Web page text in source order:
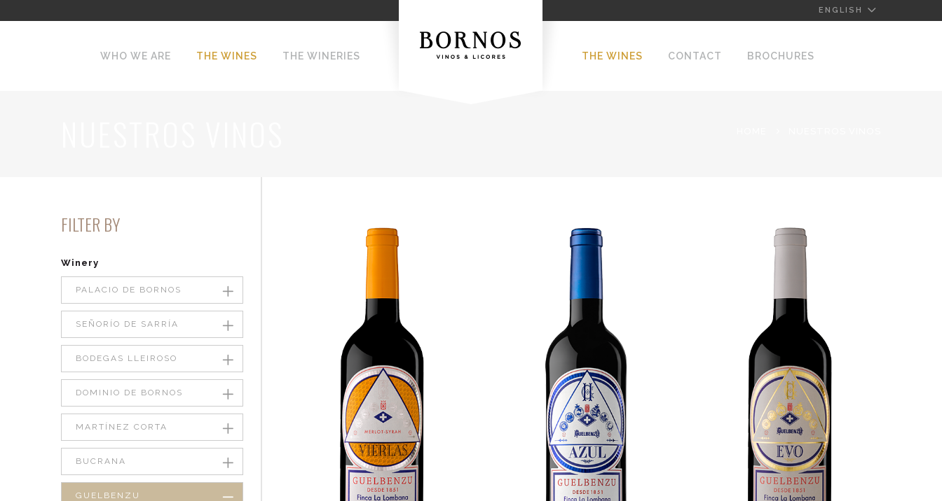
ENGLISH
WHO WE ARE THE WINES THE WINERIES THE WINES CONTACT BROCHURES
FILTER BY
Winery
PALACIO DE BORNOS
SEÑORÍO DE SARRÍA
BODEGAS LLEIROSO
DOMINIO DE BORNOS
MARTÍNEZ CORTA
BUCRANA
GUELBENZU